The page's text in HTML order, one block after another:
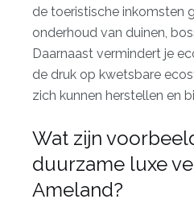
de toeristische inkomsten
onderhoud van duinen,
Daarnaast vermindert je
de druk op kwetsbare
zich kunnen herstellen en
Wat zijn
duurzame luxe
Ameland?